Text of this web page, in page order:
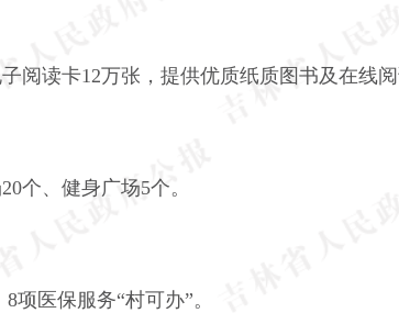
阅读卡12万张，提供优质纸质图书及在线
20个、健身广场5个。
8项医保服务“村可办”。